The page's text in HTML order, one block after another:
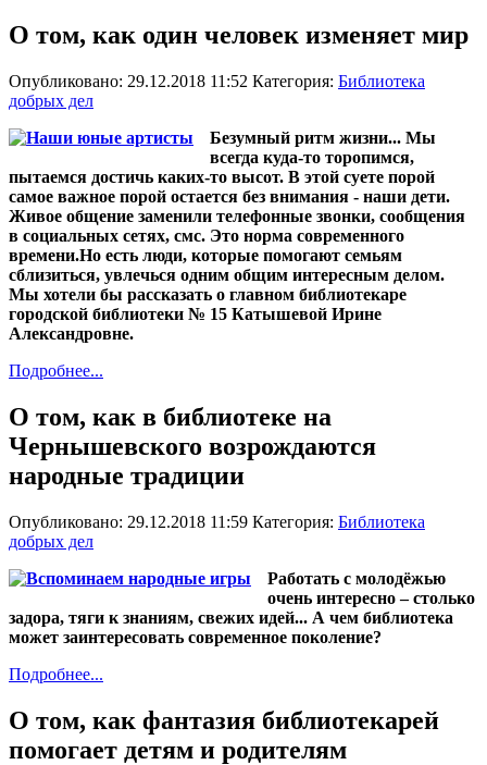
О том, как один человек изменяет мир
Опубликовано: 29.12.2018 11:52 Категория: Библиотека
добрых дел
Безумный ритм жизни... Мы
всегда куда-то торопимся,
пытаемся достичь каких-то высот. В этой суете порой
самое важное порой остается без внимания - наши дети.
Живое общение заменили телефонные звонки, сообщения
в социальных сетях, смс. Это норма современного
времени.Но есть люди, которые помогают семьям
сблизиться, увлечься одним общим интересным делом.
Мы хотели бы рассказать о главном библиотекаре
городской библиотеки № 15 Катышевой Ирине
Александровне.
Подробнее...
О том, как в библиотеке на
Чернышевского возрождаются
народные традиции
Опубликовано: 29.12.2018 11:59 Категория: Библиотека
добрых дел
Работать с молодёжью
очень интересно – столько
задора, тяги к знаниям, свежих идей... А чем библиотека
может заинтересовать современное поколение?
Подробнее...
О том, как фантазия библиотекарей
помогает детям и родителям